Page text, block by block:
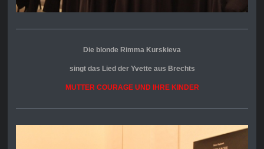
Die blonde Rimma Kurskieva
singt das Lied der Yvette aus Brechts
MUTTER COURAGE UND IHRE KINDER